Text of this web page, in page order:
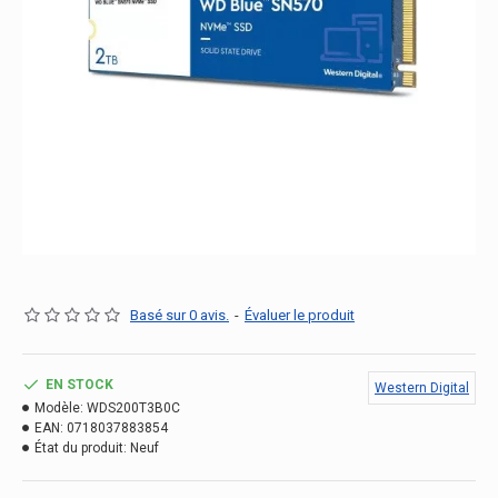
Basé sur 0 avis. - Évaluer le produit
EN STOCK
Modèle: WDS200T3B0C
EAN: 0718037883854
État du produit: Neuf
Western Digital